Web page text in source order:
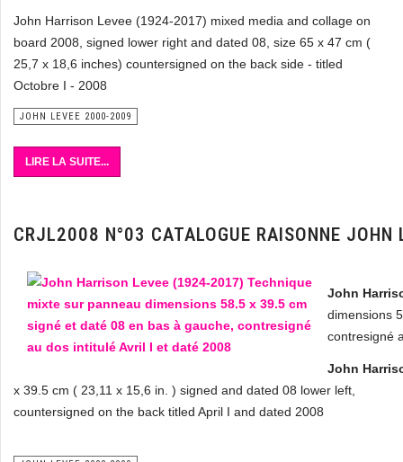
John Harrison Levee (1924-2017) mixed media and collage on
board 2008, signed lower right and dated 08, size 65 x 47 cm (
25,7 x 18,6 inches) countersigned on the back side - titled
Octobre I - 2008
JOHN LEVEE 2000-2009
LIRE LA SUITE...
CRJL2008 N°03 CATALOGUE RAISONNE JOHN
John
dimensions
contresigné
John
x 39.5 cm ( 23,11 x 15,6 in. ) signed and dated 08 lower left,
countersigned on the back titled April I and dated 2008